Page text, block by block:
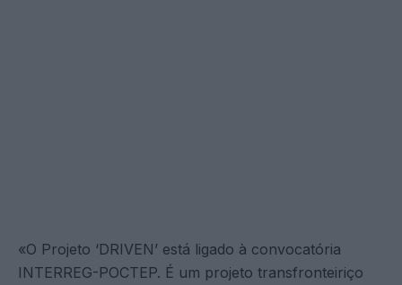
«O Projeto ‘DRIVEN’ está ligado à convocatória
INTERREG-POCTEP. É um projeto transfronteiriço